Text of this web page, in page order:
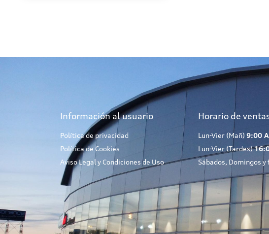
Información al usuario
Política de privacidad
Política de Cookies
Aviso Legal y Condiciones de Uso
Horario de
Lun-Vier (Mañ) 9:00
Lun-Vier (Tardes)
Sábados, Domingos